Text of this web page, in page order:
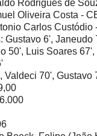
Rodrigues de
Oliveira Costa -
Carlos Custódio
Gustavo 6', Janeudo
50', Luis Soares
Valdeci 70', Gustavo